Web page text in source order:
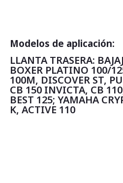
Modelos de aplicación:
LLANTA TRASERA:
BOXER PLATINO 100/
100M, DISCOVER ST,
CB 150 INVICTA, CB
BEST 125; YAMAHA
K, ACTIVE 110